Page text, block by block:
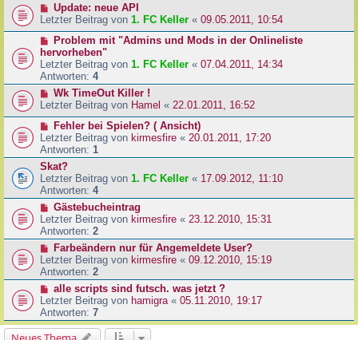
Update: neue API
Letzter Beitrag von 1. FC Keller « 09.05.2011, 10:54
Problem mit "Admins und Mods in der Onlineliste
hervorheben"
Letzter Beitrag von 1. FC Keller « 07.04.2011, 14:34
Antworten: 4
Wk TimeOut Killer !
Letzter Beitrag von Hamel « 22.01.2011, 16:52
Fehler bei Spielen? ( Ansicht)
Letzter Beitrag von kirmesfire « 20.01.2011, 17:20
Antworten: 1
Skat?
Letzter Beitrag von 1. FC Keller « 17.09.2012, 11:10
Antworten: 4
Gästebucheintrag
Letzter Beitrag von kirmesfire « 23.12.2010, 15:31
Antworten: 2
Farbeändern nur für Angemeldete User?
Letzter Beitrag von kirmesfire « 09.12.2010, 15:19
Antworten: 2
alle scripts sind futsch. was jetzt ?
Letzter Beitrag von hamigra « 05.11.2010, 19:17
Antworten: 7